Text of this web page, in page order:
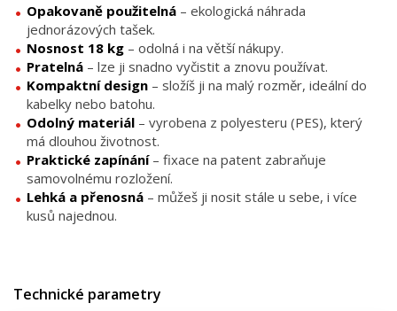
Opakovaně použitelná – ekologická náhrada
jednorázových tašek.
Nosnost 18 kg – odolná i na větší nákupy.
Pratelná – lze ji snadno vyčistit a znovu používat.
Kompaktní design – složíš ji na malý rozměr, ideální do
kabelky nebo batohu.
Odolný materiál – vyrobena z polyesteru (PES), který
má dlouhou životnost.
Praktické zapínání– fixace na patent zabraňuje
samovolnému rozložení.
Lehká a přenosná – můžeš ji nosit stále u sebe, i více
kusů najednou.
Technické parametry